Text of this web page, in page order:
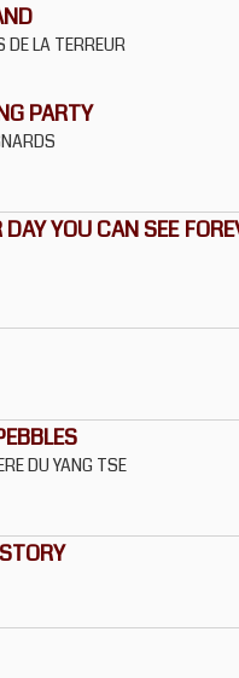
DE LA TERREUR
PARTY
YOU CAN SEE
DU YANG TSE